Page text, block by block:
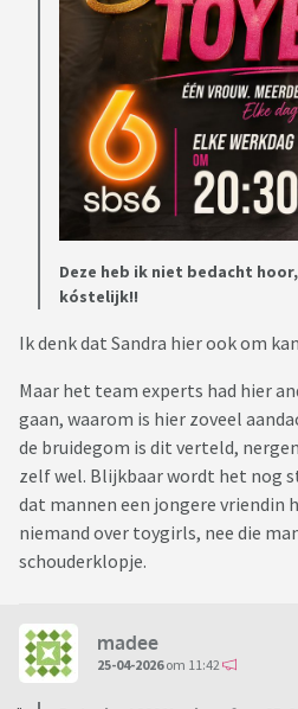
Deze heb ik niet bedacht
kóstelijk!!
Ik denk dat Sandra hier ook om
Maar het team experts had hier
gaan, waarom is hier zoveel
de bruidegom is dit verteld,
zelf wel. Blijkbaar wordt het nog
dat mannen een jongere vriendin
niemand over toygirls, nee die
schouderklopje.
madee
25-04-2026om 11:42